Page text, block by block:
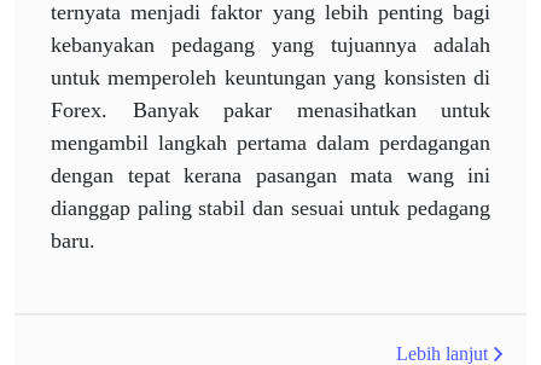
ternyata menjadi faktor yang lebih penting bagi
kebanyakan pedagang yang tujuannya adalah
untuk memperoleh keuntungan yang konsisten di
Forex. Banyak pakar menasihatkan untuk
mengambil langkah pertama dalam perdagangan
dengan tepat kerana pasangan mata wang ini
dianggap paling stabil dan sesuai untuk pedagang
baru.
Lebih lanjut